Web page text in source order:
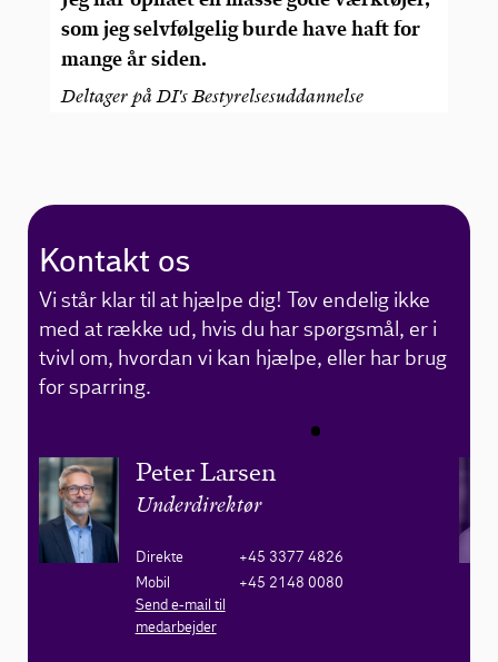
som jeg selvfølgelig burde have haft for
mange år siden.
Deltager på DI's Bestyrelsesuddannelse
Kontakt os
Vi står klar til at hjælpe dig! Tøv endelig ikke
med at række ud, hvis du har spørgsmål, er i
tvivl om, hvordan vi kan hjælpe, eller har brug
for sparring.
Peter Larsen
Underdirektør
Direkte
+45 3377 4826
Mobil
+45 2148 0080
Send e-mail til
medarbejder